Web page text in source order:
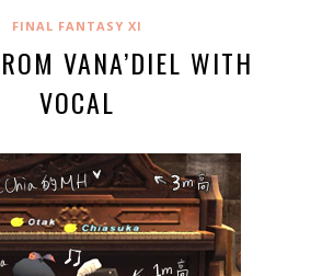
FINAL FANTASY XI
VANA’DIEL WITH
VOCAL